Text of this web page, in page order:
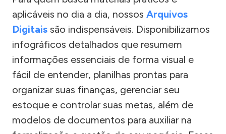
aplicáveis no dia a dia, nossos Arquivos
Digitais são indispensáveis. Disponibilizamos
infográficos detalhados que resumem
informações essenciais de forma visual e
fácil de entender, planilhas prontas para
organizar suas finanças, gerenciar seu
estoque e controlar suas metas, além de
modelos de documentos para auxiliar na